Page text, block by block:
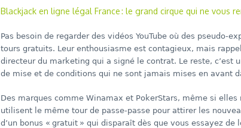
Blackjack en ligne légal France : le grand cirque qui ne vous
Pas besoin de regarder des vidéos YouTube où des
tours gratuits. Leur enthousiasme est contagieux, mais
directeur du marketing qui a signé le contrat. Le reste, c’est
de mise et de conditions qui ne sont jamais mises en avant
Des marques comme Winamax et PokerStars, même si
utilisent le même tour de passe‑passe pour attirer les
d’un bonus « gratuit » qui disparaît dès que vous essayez